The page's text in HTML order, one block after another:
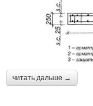
читать дальше →